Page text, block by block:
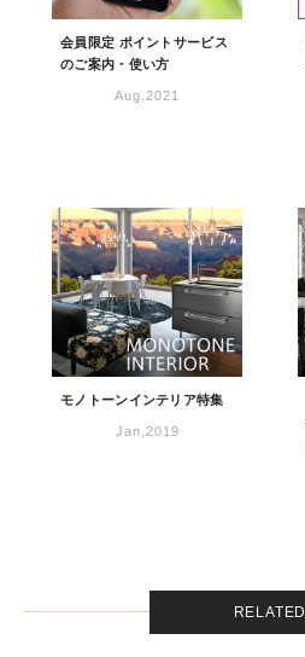
会員限定 ポイントサービス
のご案内・使い方
Aug,2021
モノトーンインテリア特集
Jan,2019
RELATED